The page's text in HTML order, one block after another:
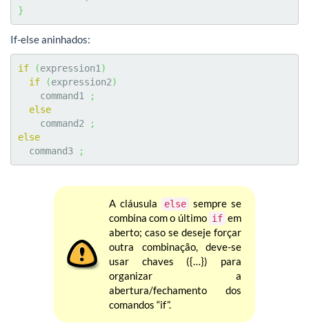
}
If-else aninhados:
if (expression1 )
if
(expression2)
    command1
;
else
    command2
;
else
  command3
;
A cláusula else
sempre se
combina com o último if em
aberto; caso se deseje forçar
outra combinação, deve-se
usar chaves ({…}) para
organizar a
abertura/fechamento dos
comandos “if”.